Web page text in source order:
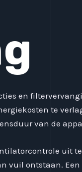
en
te
van de
uit te
vuil ontstaan.